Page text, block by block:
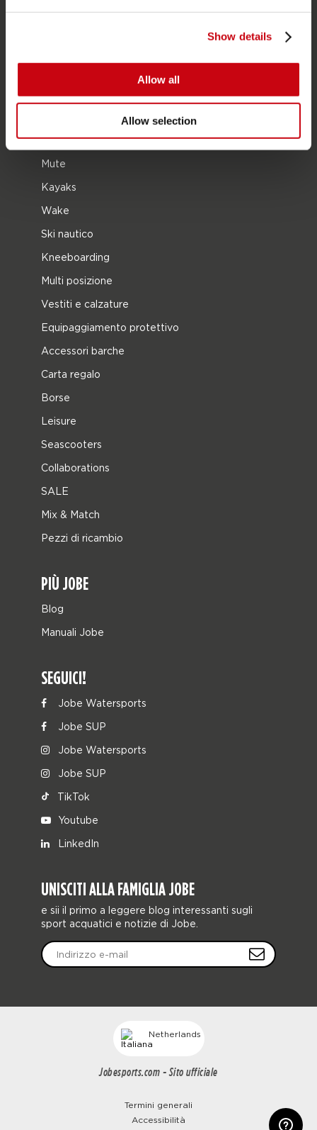
Show details
Allow all
Allow selection
Foil
Giubotti salvataggio
SUP
Mute
Kayaks
Wake
Ski nautico
Kneeboarding
Multi posizione
Vestiti e calzature
Equipaggiamento protettivo
Accessori barche
Carta regalo
Borse
Leisure
Seascooters
Collaborations
SALE
Mix & Match
Pezzi di ricambio
PIÙ JOBE
Blog
Manuali Jobe
SEGUICI!
Jobe Watersports
Jobe SUP
Jobe Watersports
Jobe SUP
TikTok
Youtube
LinkedIn
UNISCITI ALLA FAMIGLIA JOBE
e sii il primo a leggere blog interessanti sugli
sport acquatici e notizie di Jobe.
Netherlands
Jobesports.com - Sito ufficiale
Termini generali
Accessibilità